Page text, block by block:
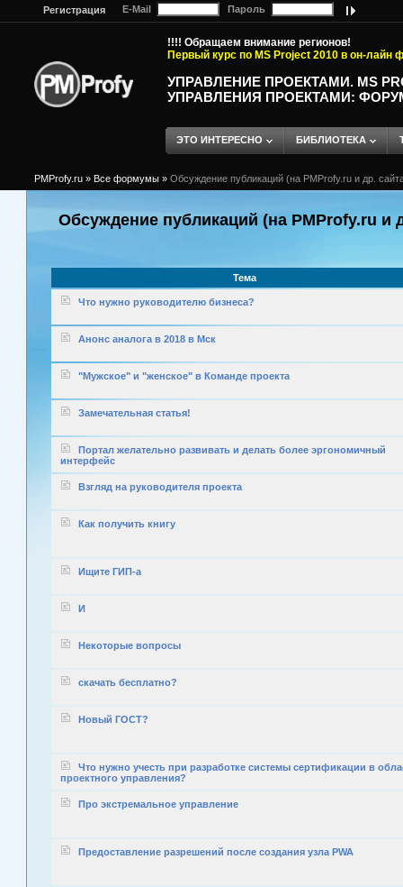
Регистрация E-Mail Пароль
!!!! Обращаем внимание регионов!
Первый курс по MS Project 2010 в он-лайн
УПРАВЛЕНИЕ ПРОЕКТАМИ. MS
УПРАВЛЕНИЯ ПРОЕКТАМИ:
ЭТО ИНТЕРЕСНО БИБЛИОТЕКА
PMProfy.ru » Все формумы » Обсуждение публикаций (на PMProfy.ru и др.
Обсуждение публикаций (на PMProfy.ru и
Тема
Что нужно руководителю бизнеса?
Анонс аналога в 2018 в Мск
"Мужское" и "женское" в Команде проекта
Замечательная статья!
Портал желательно развивать и делать более эргономичный
интерфейс
Взгляд на руководителя проекта
Как получить книгу
Ищите ГИП-а
И
Некоторые вопросы
скачать бесплатно?
Новый ГОСТ?
Что нужно учесть при разработке системы сертификации в
проектного управления?
Про экстремальное управление
Предоставление разрешений после создания узла PWA